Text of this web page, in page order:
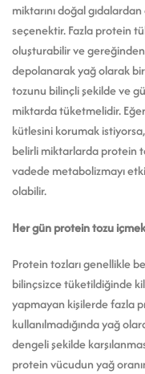
miktarını doğal
seçenektir. Fazla protein
oluşturabilir ve
depolanarak yağ olarak
tozunu bilinçli şekilde ve
miktarda tüketmelidir.
kütlesini korumak
belirli miktarlarda protein
vadede metabolizmayı
olabilir.
Her gün protein tozu içmek
Protein tozları genellikle
bilinçsizce tüketildiğinde
yapmayan kişilerde fazla
kullanılmadığında yağ
dengeli şekilde
protein vücudun yağ